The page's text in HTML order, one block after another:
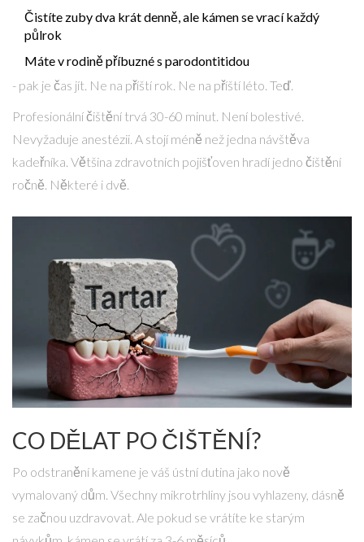
Čistíte zuby dva krát denně, ale kámen se vrací každý
půlrok
Máte v rodině příbuzné s parodontitidou
- pak je čas jít. Ne na příští rok. Ne na příští léto. Teď.
Profesionální čištění trvá 30-60 minut. Není bolestivé.
Nevyžaduje anestézii. A stojí méně než jedna návštěva
kadeřníka. Většina zdravotních pojišťoven hradí jedno čištění
ročně. Některé i dvě.
CO DĚLAT PO ČIŠTĚNÍ?
Po odstranění kamene je váš ústní dutina jako nově
vymalovaný dům. Všechny mikrotrhliny jsou vyhlazeny, dásně
se začnou uzdravovat. Ale pokud se vrátíte ke starým